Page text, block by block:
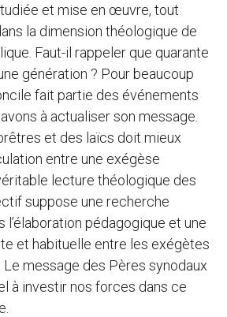
et mise en œuvre, tout
la dimension théologique de
Faut-il rappeler que quarante
génération ? Pour beaucoup
fait partie des événements
à actualiser son message.
et des laïcs doit mieux
entre une exégèse
lecture théologique des
suppose une recherche
l’élaboration pédagogique et une
et habituelle entre les exégètes
message des Pères synodaux
à investir nos forces dans ce